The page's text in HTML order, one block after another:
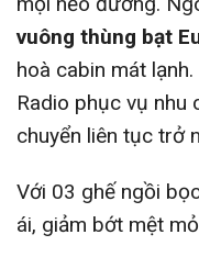
vuông thùng bạt
hoà cabin mát
Radio phục vụ nhu
chuyển liên tục trở
Với 03 ghế ngồi
ái, giảm bớt mệt